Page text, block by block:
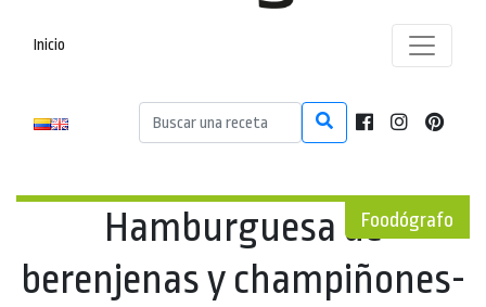
Inicio
Foodógrafo
Hamburguesa de
berenjenas y champiñones-